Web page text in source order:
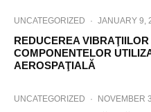
UNCATEGORIZED · JANUARY 9,
REDUCEREA
COMPONENTELOR
AEROSPAŢIALĂ
UNCATEGORIZED · NOVEMBER